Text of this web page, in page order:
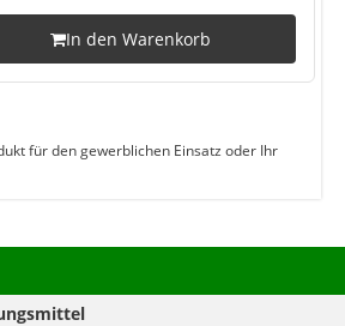
In den Warenkorb
für den gewerblichen Einsatz oder Ihr